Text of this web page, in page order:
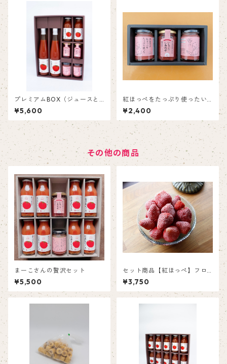
プレミアムBOX（ジュースと
スプレッドのギフトセット）
¥5,600
紅ほっぺをたっぷり使ったい
ちごバター2個といちごジャム
1個
¥2,400
その他の商品
まーこさんの贅沢セット
¥5,500
セット商品【紅ほっぺ】フロ
ーズンいちご1㎏、フローズン
ばなな500ｇセット
¥3,750